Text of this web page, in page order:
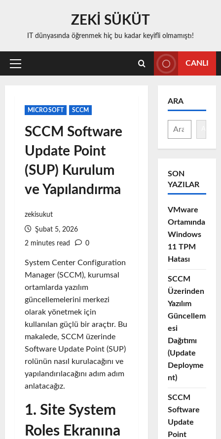
ZEKİ SÜKÜT
IT dünyasında öğrenmek hiç bu kadar keyifli olmamıştı!
Primary
CANLI
MICROSOFT SCCM
SCCM Software
Update Point
(SUP) Kurulum
ve Yapılandırma
zekisukut
Şubat 5, 2026
2 minutes read
0
System Center Configuration
Manager (SCCM), kurumsal
ortamlarda yazılım
güncellemelerini merkezi
olarak yönetmek için
kullanılan güçlü bir araçtır. Bu
makalede, SCCM üzerinde
Software Update Point (SUP)
rolünün nasıl kurulacağını ve
yapılandırılacağını adım adım
anlatacağız.
1. Site System
Roles Ekranına
ARA
SON
YAZILAR
VMware
Ortamında
Windows
11 TPM
Hatası
SCCM
Üzerinden
Yazılım
Güncellem
esi
Dağıtımı
(Update
Deployme
nt)
SCCM
Software
Update
Point